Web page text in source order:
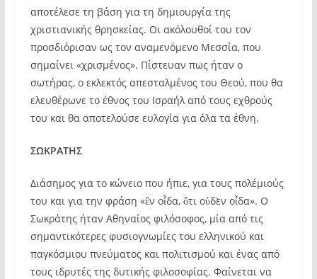
αποτέλεσε τη βάση για τη δημιουργία της
χριστιανικής θρησκείας. Οι ακόλουθοί του τον
προσδιόρισαν ως τον αναμενόμενο Μεσσία, που
σημαίνει «χρισμένος». Πίστευαν πως ήταν ο
σωτήρας, ο εκλεκτός απεσταλμένος του Θεού, που θα
ελευθέρωνε το έθνος του Ισραήλ από τους εχθρούς
του και θα αποτελούσε ευλογία για όλα τα έθνη.
ΣΩΚΡΑΤΗΣ
Διάσημος για το κώνειο που ήπιε, για τους πολέμιούς
του και για την φράση «ἓν οἶδα, ὅτι οὐδὲν οἶδα». Ο
Σωκράτης ήταν Αθηναίος φιλόσοφος, μία από τις
σημαντικότερες φυσιογνωμίες του ελληνικού και
παγκόσμιου πνεύματος και πολιτισμού και ένας από
τους ιδρυτές της δυτικής φιλοσοφίας. Φαίνεται να